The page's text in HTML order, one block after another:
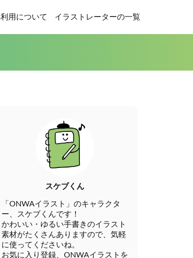
利用について イラストレーターの一覧
スケブくん
「ONWAイラスト」のキャラクタ
ー、スケブくんです！
かわいい・ゆるい手書きのイラスト
素材がたくさんありますので、気軽
に使ってくださいね。
お気に入り登録、ONWAイラストを